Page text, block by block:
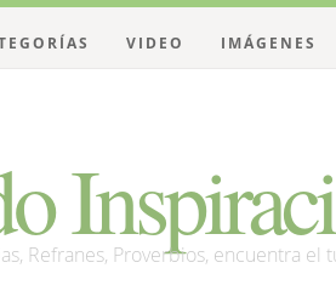
Refranes, Proverbios, encuentra el
VIDEO IMÁGENES